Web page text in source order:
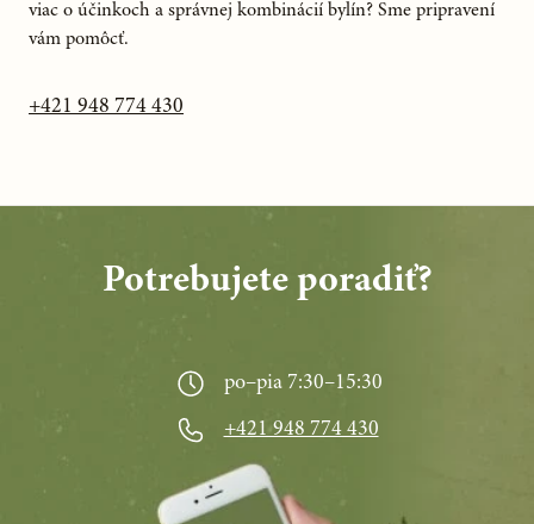
viac o účinkoch a správnej kombinácií bylín? Sme pripravení
vám pomôcť.
+421 948 774 430
Potrebujete poradiť?
po–pia 7:30–15:30
+421 948 774 430